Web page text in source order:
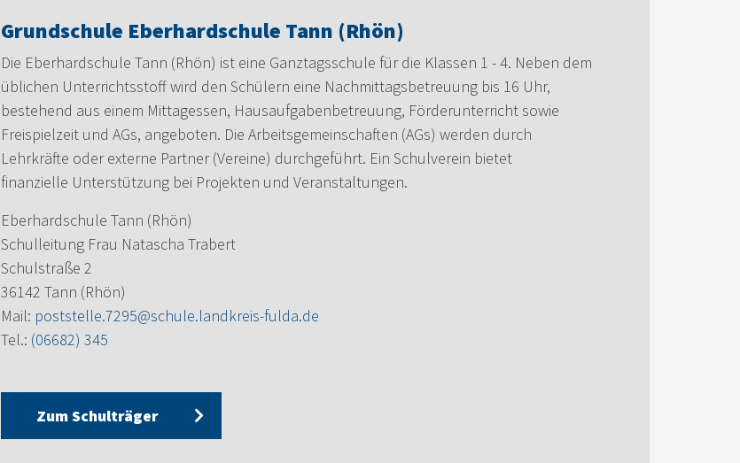
Grundschule Eberhardschule Tann (Rhön)
Die Eberhardschule Tann (Rhön) ist eine Ganztagsschule für die Klassen 1 - 4. Neben dem
üblichen Unterrichtsstoff wird den Schülern eine Nachmittagsbetreuung bis 16 Uhr,
bestehend aus einem Mittagessen, Hausaufgabenbetreuung, Förderunterricht sowie
Freispielzeit und AGs, angeboten. Die Arbeitsgemeinschaften (AGs) werden durch
Lehrkräfte oder externe Partner (Vereine) durchgeführt. Ein Schulverein bietet
finanzielle Unterstützung bei Projekten und Veranstaltungen.
Eberhardschule Tann (Rhön)
Schulleitung Frau Natascha Trabert
Schulstraße 2
36142 Tann (Rhön)
Mail: poststelle.7295@schule.landkreis-fulda.de
Tel.: (06682) 345
Zum Schulträger